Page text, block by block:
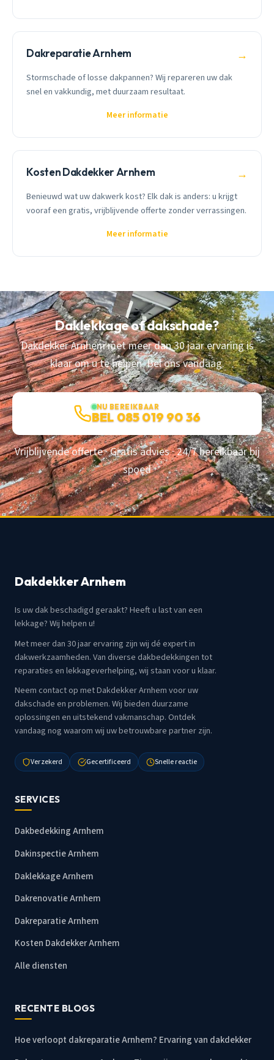
Dakreparatie Arnhem →
Stormschade of losse dakpannen? Wij repareren uw dak
snel en vakkundig, met duurzaam resultaat.
Meer informatie
Kosten Dakdekker Arnhem →
Benieuwd wat uw dakwerk kost? Elk dak is anders: u krijgt
vooraf een gratis, vrijblijvende offerte zonder verrassingen.
Meer informatie
Daklekkage of dakschade?
Dakdekker Arnhem met meer dan 30 jaar ervaring is
klaar om u te helpen. Bel ons vandaag.
NU BEREIKBAAR
BEL 085 019 90 36
Vrijblijvende offerte · Gratis advies · 24/7 bereikbaar bij
spoed
Dakdekker Arnhem
Is uw dak beschadigd geraakt? Heeft u last van een
lekkage? Wij helpen u!
Met meer dan 30 jaar ervaring zijn wij dé expert in
dakwerkzaamheden. Van diverse dakbedekkingen tot
reparaties en lekkageverhelping, wij staan voor u klaar.
Neem contact op met Dakdekker Arnhem voor uw
dakschade en problemen. Wij bieden duurzame
oplossingen en uitstekend vakmanschap. Ontdek
vandaag nog waarom wij uw betrouwbare partner zijn.
Verzekerd Gecertificeerd Snelle reactie
SERVICES
Dakbedekking Arnhem
Dakinspectie Arnhem
Daklekkage Arnhem
Dakrenovatie Arnhem
Dakreparatie Arnhem
Kosten Dakdekker Arnhem
Alle diensten
RECENTE BLOGS
Hoe verloopt dakreparatie Arnhem? Ervaring van dakdekker